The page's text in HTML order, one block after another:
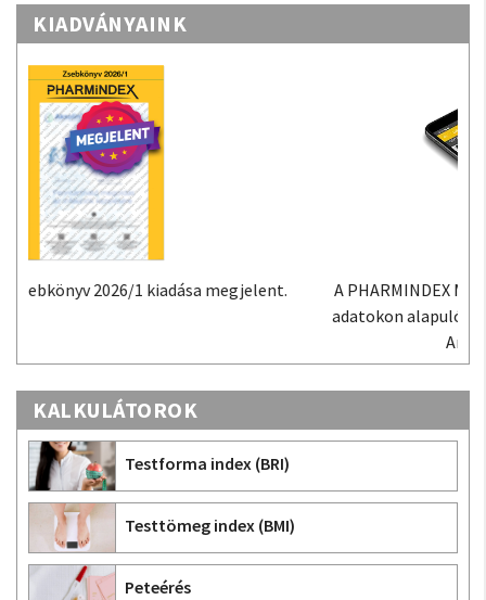
KIADVÁNYAINK
A PHARMINDEX Mobil alkalmazás a PHARMINDEX
adatokon alapuló gyógyszer-információs tudástár
KALKULÁTOROK
Testforma index (BRI)
Testtömeg index (BMI)
Peteérés